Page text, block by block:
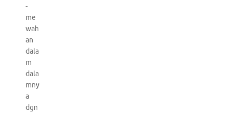
-
me
wah
an
dala
m
dala
mny
a
dgn